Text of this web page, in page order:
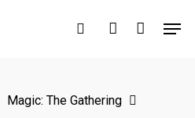
search account
Magic: The Gathering